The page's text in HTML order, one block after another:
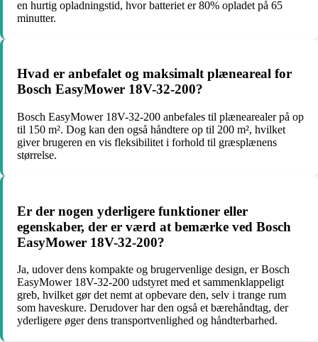
en hurtig opladningstid, hvor batteriet er 80% opladet på 65
minutter.
Hvad er anbefalet og maksimalt plæneareal for
Bosch EasyMower 18V-32-200?
Bosch EasyMower 18V-32-200 anbefales til plænearealer på op
til 150 m². Dog kan den også håndtere op til 200 m², hvilket
giver brugeren en vis fleksibilitet i forhold til græsplænens
størrelse.
Er der nogen yderligere funktioner eller
egenskaber, der er værd at bemærke ved Bosch
EasyMower 18V-32-200?
Ja, udover dens kompakte og brugervenlige design, er Bosch
EasyMower 18V-32-200 udstyret med et sammenklappeligt
greb, hvilket gør det nemt at opbevare den, selv i trange rum
som haveskure. Derudover har den også et bærehåndtag, der
yderligere øger dens transportvenlighed og håndterbarhed.